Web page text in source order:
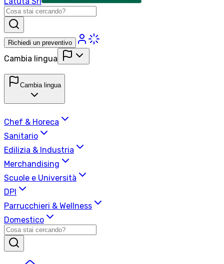
Richiedi un preventivo
Cambia lingua
Cambia lingua
Chef & Horeca
Sanitario
Edilizia & Industria
Merchandising
Scuole e Università
DPI
Parrucchieri & Wellness
Domestico